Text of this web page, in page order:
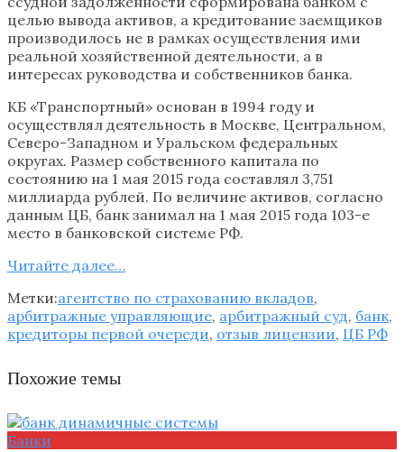
целью вывода активов, а кредитование заемщиков
производилось не в рамках осуществления ими
реальной хозяйственной деятельности, а в
интересах руководства и собственников банка.
КБ «Транспортный» основан в 1994 году и
осуществлял деятельность в Москве, Центральном,
Северо-Западном и Уральском федеральных
округах. Размер собственного капитала по
состоянию на 1 мая 2015 года составлял 3,751
миллиарда рублей. По величине активов, согласно
данным ЦБ, банк занимал на 1 мая 2015 года 103-е
место в банковской системе РФ.
Читайте далее…
Метки:агентство по страхованию вкладов,
арбитражные управляющие, арбитражный суд, банк,
кредиторы первой очереди, отзыв лицензии, ЦБ РФ
Похожие темы
Банки